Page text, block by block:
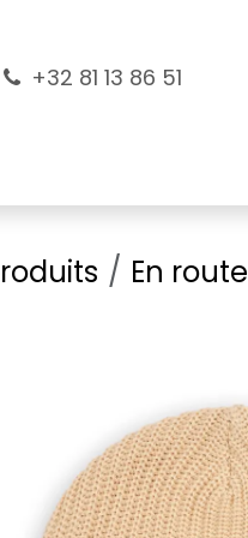
+32 81 13 86 51
En route